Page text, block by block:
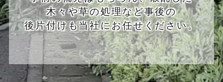
木々や草の処理など事後の
後片付けも当社にお任せください。